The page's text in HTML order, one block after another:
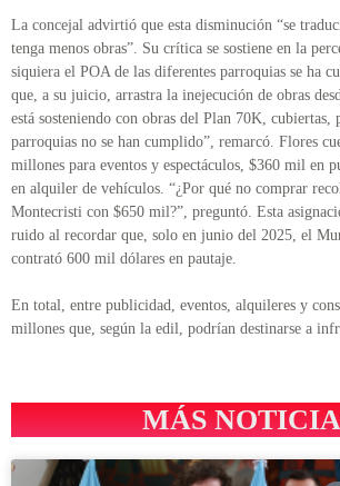
La concejal advirtió que esta disminución “se
tenga menos obras”. Su crítica se sostiene en la
siquiera el POA de las diferentes parroquias se ha
que, a su juicio, arrastra la inejecución de obras
está sosteniendo con obras del Plan 70K, cubiertas,
parroquias no se han cumplido”, remarcó. Flores
millones para eventos y espectáculos, $360 mil en
en alquiler de vehículos. “¿Por qué no comprar
Montecristi con $650 mil?”, preguntó. Esta
ruido al recordar que, solo en junio del 2025, el
contrató 600 mil dólares en pautaje.
En total, entre publicidad, eventos, alquileres y
millones que, según la edil, podrían destinarse a
MÁS